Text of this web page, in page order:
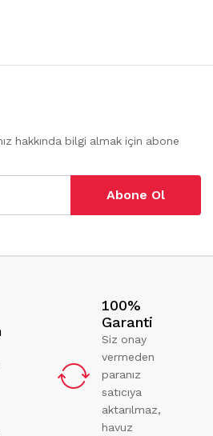
hakkında bilgi almak için abone
Abone Ol
100%
Garanti
Siz onay
vermeden
paranız
satıcıya
aktarılmaz,
havuz